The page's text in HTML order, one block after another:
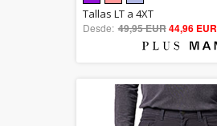
5.00
out of 5
Tallas LT a 4XT
Desde: 49,95 EUR44,96 EUR